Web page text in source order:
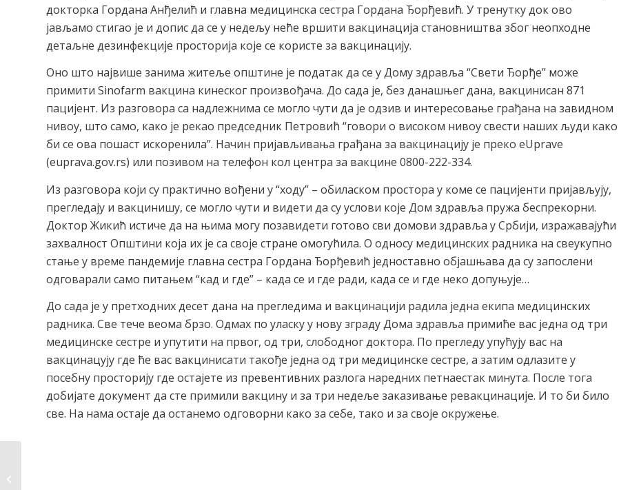
докторка Гордана Анђелић и главна медицинска сестра Гордана Ђорђевић. У тренутку док ово
јављамо стигао је и допис да се у недељу неће вршити вакцинација становништва због неопходне
детаљне дезинфекције просторија које се користе за вакцинацију.
Оно што највише занима житеље општине је податак да се у Дому здравља “Свети Ђорђе” може
примити Sinofarm вакцина кинеског произвођача. До сада је, без данашњег дана, вакцинисан 871
пацијент. Из разговора са надлежнима се могло чути да је одзив и интересовање грађана на завидном
нивоу, што само, како је рекао председник Петровић “говори о високом нивоу свести наших људи како
би се ова пошаст искоренила”. Начин пријављивања грађана за вакцинацију је преко eUprave
(euprava.gov.rs) или позивом на телефон кол центра за вакцине 0800-222-334.
Из разговора који су практично вођени у “ходу” – обиласком простора у коме се пацијенти пријављују,
прегледају и вакцинишу, се могло чути и видети да су услови које Дом здравља пружа беспрекорни.
Доктор Жикић истиче да на њима могу позавидети готово сви домови здравља у Србији, изражавајући
захвалност Општини која их је са своје стране омогућила. О односу медицинских радника на свеукупно
стање у време пандемије главна сестра Гордана Ђорђевић једноставно објашњава да су запослени
одговарали само питањем “кад и где” – када се и где ради, када се и где неко допуњује…
До сада је у претходних десет дана на прегледима и вакцинацији радила једна екипа медицинских
радника. Све тече веома брзо. Одмах по уласку у нову зграду Дома здравља примиће вас једна од три
медицинске сестре и упутити на првог, од три, слободног доктора. По прегледу упућују вас на
вакцинацују где ће вас вакцинисати такође једна од три медицинске сестре, а затим одлазите у
посебну просторију где остајете из превентивних разлога наредних петнаестак минута. После тога
добијате документ да сте примили вакцину и за три недеље заказивање ревакцинације. И то би било
све. На нама остаје да останемо одговорни како за себе, тако и за своје окружење.